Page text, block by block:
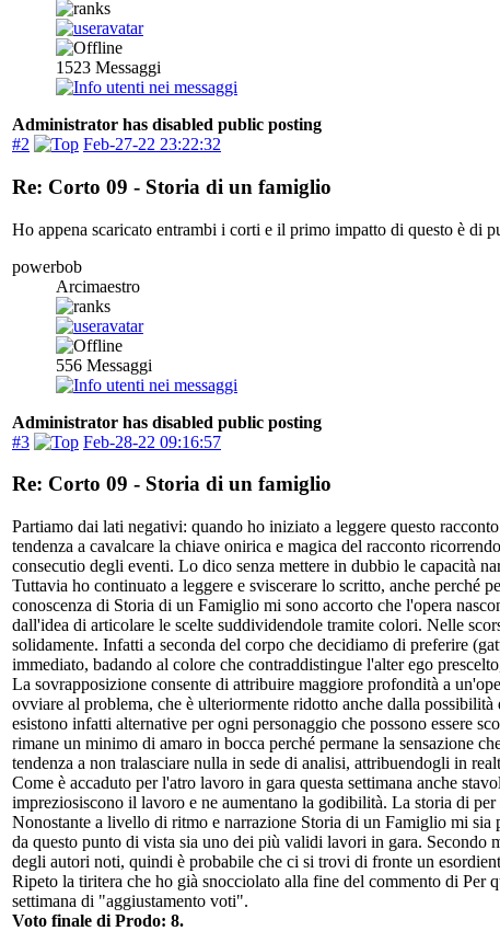
1523 Messaggi
Administrator has disabled public posting
#2
Feb-27-22 23:22:32
Re: Corto 09 - Storia di un famiglio
Ho appena scaricato entrambi i corti e il primo impatto di questo è di
powerbob
Arcimaestro
556 Messaggi
Administrator has disabled public posting
#3
Feb-28-22 09:16:57
Re: Corto 09 - Storia di un famiglio
Partiamo dai lati negativi: quando ho iniziato a leggere questo
tendenza a cavalcare la chiave onirica e magica del racconto
consecutio degli eventi. Lo dico senza mettere in dubbio le capacità
Tuttavia ho continuato a leggere e sviscerare lo scritto, anche
conoscenza di Storia di un Famiglio mi sono accorto che l'opera
dall'idea di articolare le scelte suddividendole tramite colori. Nelle
solidamente. Infatti a seconda del corpo che decidiamo di preferire
immediato, badando al colore che contraddistingue l'alter ego
La sovrapposizione consente di attribuire maggiore profondità a
ovviare al problema, che è ulteriormente ridotto anche dalla
esistono infatti alternative per ogni personaggio che possono essere
rimane un minimo di amaro in bocca perché permane la sensazione
tendenza a non tralasciare nulla in sede di analisi, attribuendogli in
Come è accaduto per l'atro lavoro in gara questa settimana anche
impreziosiscono il lavoro e ne aumentano la godibilità. La storia di
Nonostante a livello di ritmo e narrazione Storia di un Famiglio mi
da questo punto di vista sia uno dei più validi lavori in gara. Secondo
degli autori noti, quindi è probabile che ci si trovi di fronte un
Ripeto la tiritera che ho già snocciolato alla fine del commento di
settimana di "aggiustamento voti".
Voto finale di Prodo: 8.